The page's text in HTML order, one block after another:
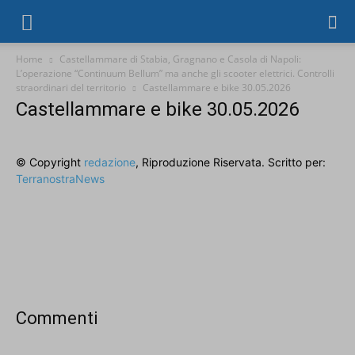
Home
Castellammare di Stabia, Gragnano e Casola di Napoli:
L’operazione “Continuum Bellum” ma anche gli scooter elettrici. Controlli
straordinari del territorio
Castellammare e bike 30.05.2026
Castellammare e bike 30.05.2026
© Copyright redazione, Riproduzione Riservata. Scritto per:
TerranostraNews
Commenti